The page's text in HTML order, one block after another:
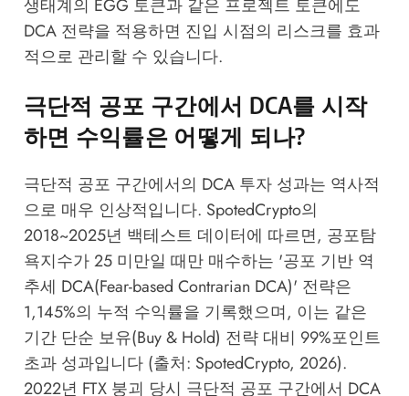
생태계 의 EGG 토큰과 같은 프로젝트 토큰에도
DCA 전략을 적용하면 진입 시점의 리스크를 효과
적으로 관리할 수 있습니다.
극단적 공포 구간에서 DCA를 시작
하면 수익률은 어떻게 되나?
극단적 공포 구간에서의 DCA 투자 성과는 역사적
으로 매우 인상적입니다. SpotedCrypto의
2018~2025년 백테스트 데이터에 따르면, 공포탐
욕지수가 25 미만일 때만 매수하는 '공포 기반 역
추세 DCA(Fear-based Contrarian DCA)' 전략은
1,145%의 누적 수익률을 기록했으며, 이는 같은
기간 단순 보유(Buy & Hold) 전략 대비 99%포인트
초과 성과입니다 (출처: SpotedCrypto, 2026).
2022년 FTX 붕괴 당시 극단적 공포 구간에서 DCA